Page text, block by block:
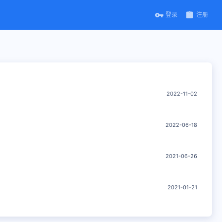
登录 注册
2022-11-02
2022-06-18
2021-06-26
2021-01-21